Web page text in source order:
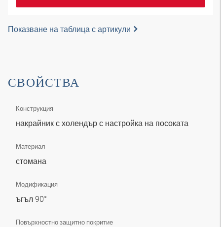
Показване на таблица с артикули
СВОЙСТВА
Конструкция
накрайник с холендър с настройка на посоката
Материал
стомана
Модификация
ъгъл 90°
Повърхностно защитно покритие